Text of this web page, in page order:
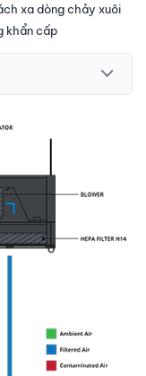
xa dòng chảy xuôi
khẩn cấp